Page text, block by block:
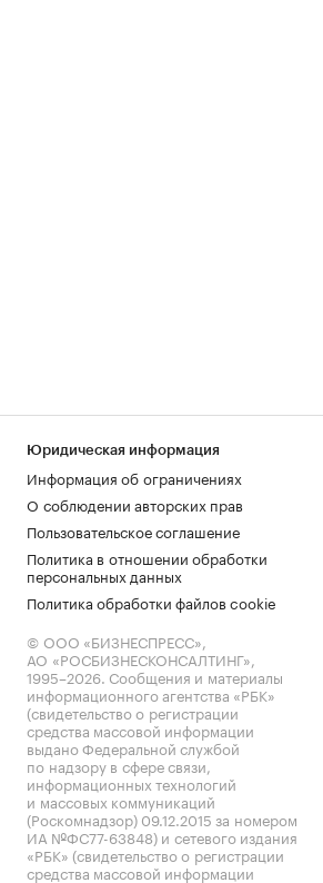
Юридическая информация
Информация об ограничениях
О соблюдении авторских прав
Пользовательское соглашение
Политика в отношении обработки
персональных данных
Политика обработки файлов cookie
© ООО «БИЗНЕСПРЕСС»,
АО «РОСБИЗНЕСКОНСАЛТИНГ»,
1995–2026. Сообщения и материалы
информационного агентства «РБК»
(свидетельство о регистрации
средства массовой информации
выдано Федеральной службой
по надзору в сфере связи,
информационных технологий
и массовых коммуникаций
(Роскомнадзор) 09.12.2015 за номером
ИА №ФС77-63848) и сетевого издания
«РБК» (свидетельство о регистрации
средства массовой информации